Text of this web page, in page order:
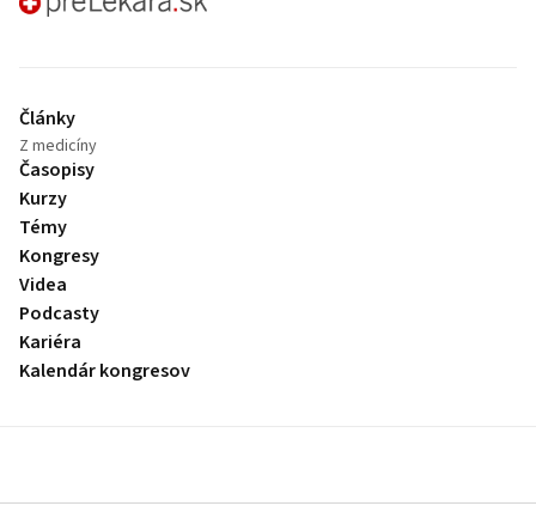
preLekára.sk
Články
Z medicíny
Časopisy
Kurzy
Témy
Kongresy
Videa
Podcasty
Kariéra
Kalendár kongresov